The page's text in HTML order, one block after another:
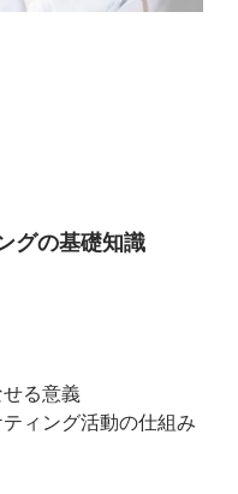
グの基礎知識
る意義
ィング活動の仕組み